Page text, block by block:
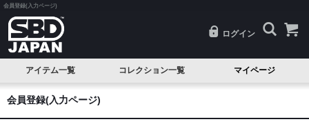
会員登録(入力ページ)
ログイン
アイテム一覧
SALE
試着品
コレクション一覧
Serenity(セレニティ)
マイページ
会員登録(入力ページ)